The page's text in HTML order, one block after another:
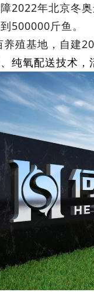
2022年北京冬
500000斤鱼。
殖基地，自建
纯氧配送技术